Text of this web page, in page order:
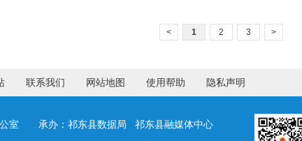
< 1 2 3 >
联系我们 网站地图 使用帮助 隐私声明
公室 承办：祁东县数据局 祁东县融媒体中心